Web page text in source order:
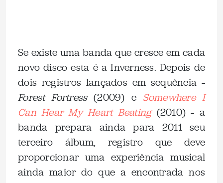
Se existe uma banda que cresce em cada
novo disco esta é a Inverness. Depois de
dois registros lançados em sequência –
Forest Fortress(2009) e Somewhere I
Can Hear My Heart Beating(2010) – a
banda prepara ainda para 2011 seu
terceiro álbum, registro que deve
proporcionar uma experiência musical
ainda maior do que a encontrada nos